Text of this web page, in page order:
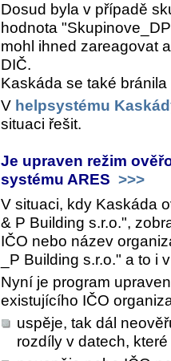
Dosud byla v případě
hodnota
mohl ihned zareagovat
DIČ.
Kaskáda se také
V helpsystému
situaci řešit.
Je upraven režim
systému ARES >>>
V situaci, kdy Kaskáda
& P Building s.r.o.",
IČO nebo název
_P Building s.r.o." a to
Nyní je program
existujícího IČO
uspěje, tak dál
rozdíly v datech,